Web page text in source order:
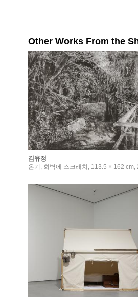
Other Works From the
김유정
온기, 회벽에 스크래치, 113.5 × 162 cm,